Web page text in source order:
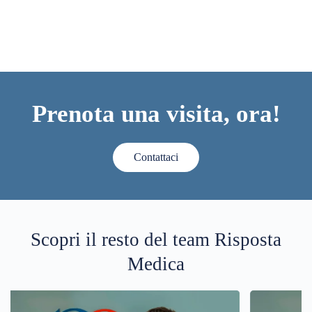
Prenota una visita, ora!
Contattaci
Scopri il resto del team Risposta
Medica